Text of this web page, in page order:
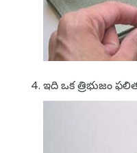
ఇది ఒక త్రిభుజం